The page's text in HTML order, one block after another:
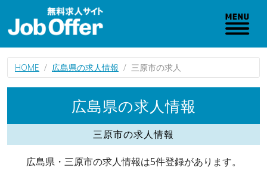
HOME 広島県の求人情報 三原市の求人
広島県の求人情報
三原市の求人情報
広島県・三原市の求人情報は5件登録があります。